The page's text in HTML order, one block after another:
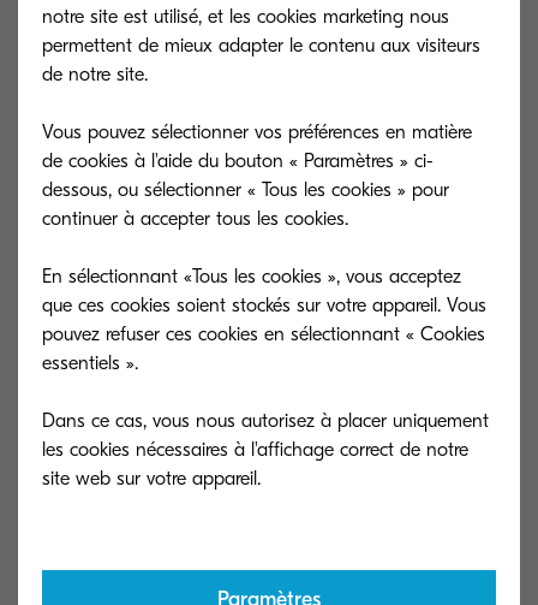
The new information management system from
workflows.
View the product page
Want to know how to start?
Discover how Kyocera can guide you
through the digitalisation of processes
notre site est utilisé, et les cookies marketing nous
permettent de mieux adapter le contenu aux visiteurs
de notre site.
Vous pouvez sélectionner vos préférences en matière
de cookies à l'aide du bouton « Paramètres » ci-
dessous, ou sélectionner « Tous les cookies » pour
continuer à accepter tous les cookies.
En sélectionnant «Tous les cookies », vous acceptez
que ces cookies soient stockés sur votre appareil. Vous
pouvez refuser ces cookies en sélectionnant « Cookies
essentiels ».
Dans ce cas, vous nous autorisez à placer uniquement
les cookies nécessaires à l'affichage correct de notre
Paramètres